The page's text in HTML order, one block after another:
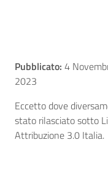
Pubblicato: 4
2023
Eccetto dove
stato rilasciato sotto
Attribuzione 3.0 Italia.